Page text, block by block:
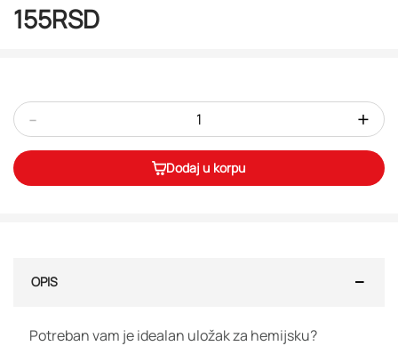
155RSD
- +
Dodaj u korpu
OPIS
Potreban vam je idealan uložak za hemijsku?